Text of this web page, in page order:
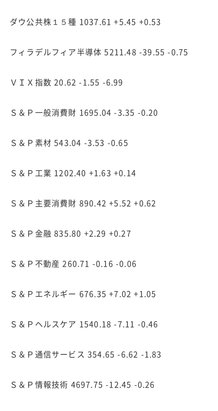
ダウ公共株１５種 1037.61 +5.45 +0.53
フィラデルフィア半導体 5211.48 -39.55 -0.75
ＶＩＸ指数 20.62 -1.55 -6.99
Ｓ＆Ｐ一般消費財 1695.04 -3.35 -0.20
Ｓ＆Ｐ素材 543.04 -3.53 -0.65
Ｓ＆Ｐ工業 1202.40 +1.63 +0.14
Ｓ＆Ｐ主要消費財 890.42 +5.52 +0.62
Ｓ＆Ｐ金融 835.80 +2.29 +0.27
Ｓ＆Ｐ不動産 260.71 -0.16 -0.06
Ｓ＆Ｐエネルギー 676.35 +7.02 +1.05
Ｓ＆Ｐヘルスケア 1540.18 -7.11 -0.46
Ｓ＆Ｐ通信サービス 354.65 -6.62 -1.83
Ｓ＆Ｐ情報技術 4697.75 -12.45 -0.26